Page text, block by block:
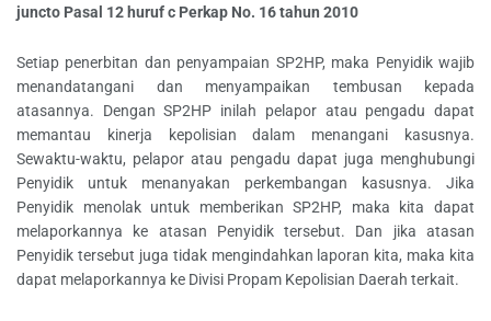
juncto Pasal 12 huruf c Perkap No. 16 tahun 2010
Setiap penerbitan dan penyampaian SP2HP, maka Penyidik wajib
menandatangani dan menyampaikan tembusan kepada
atasannya. Dengan SP2HP inilah pelapor atau pengadu dapat
memantau kinerja kepolisian dalam menangani kasusnya.
Sewaktu-waktu, pelapor atau pengadu dapat juga menghubungi
Penyidik untuk menanyakan perkembangan kasusnya. Jika
Penyidik menolak untuk memberikan SP2HP, maka kita dapat
melaporkannya ke atasan Penyidik tersebut. Dan jika atasan
Penyidik tersebut juga tidak mengindahkan laporan kita, maka kita
dapat melaporkannya ke Divisi Propam Kepolisian Daerah terkait.